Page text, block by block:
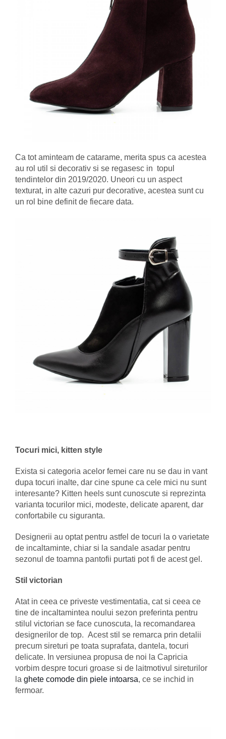
Ca tot aminteam de catarame, merita spus ca acestea
au rol util si decorativ si se regasesc in topul
tendintelor din 2019/2020. Uneori cu un aspect
texturat, in alte cazuri pur decorative, acestea sunt cu
un rol bine definit de fiecare data.
Tocuri mici, kitten style
Exista si categoria acelor femei care nu se dau in vant
dupa tocuri inalte, dar cine spune ca cele mici nu sunt
interesante? Kitten heels sunt cunoscute si reprezinta
varianta tocurilor mici, modeste, delicate aparent, dar
confortabile cu siguranta.
Designerii au optat pentru astfel de tocuri la o varietate
de incaltaminte, chiar si la sandale asadar pentru
sezonul de toamna pantofii purtati pot fi de acest gel.
Stil victorian
Atat in ceea ce priveste vestimentatia, cat si ceea ce
tine de incaltamintea noului sezon preferinta pentru
stilul victorian se face cunoscuta, la recomandarea
designerilor de top. Acest stil se remarca prin detalii
precum sireturi pe toata suprafata, dantela, tocuri
delicate. In versiunea propusa de noi la Capricia
vorbim despre tocuri groase si de laitmotivul sireturilor
la ghete comode din piele intoarsa, ce se inchid in
fermoar.